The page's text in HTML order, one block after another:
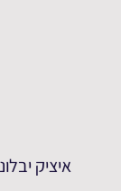
איציק